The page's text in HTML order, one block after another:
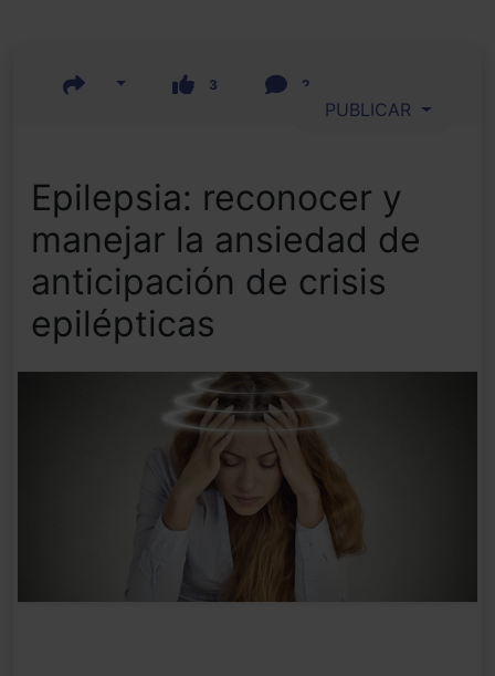
3 2
PUBLICAR
Epilepsia: reconocer y
manejar la ansiedad de
anticipación de crisis
epilépticas